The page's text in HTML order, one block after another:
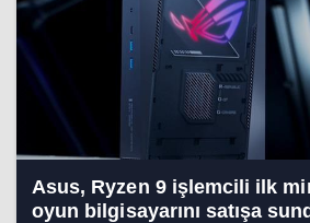
Asus, Ryzen 9 işlemcili ilk
oyun bilgisayarını satışa